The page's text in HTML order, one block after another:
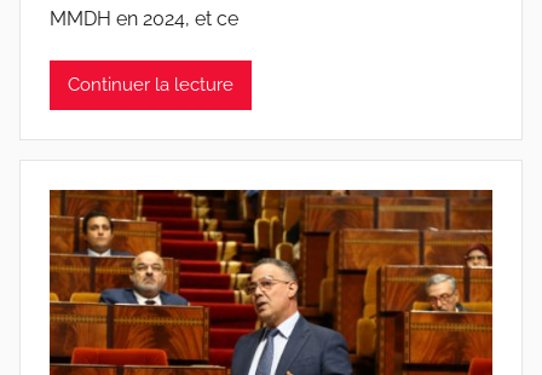
MMDH en 2024, et ce
Continuer la lecture